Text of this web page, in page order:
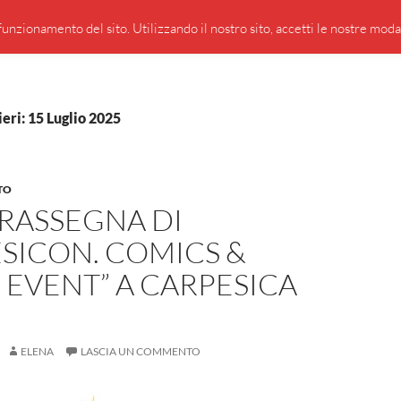
PRESENTAZIONE DI GIUSEPPE BORSOI
15 Luglio 2025
DI
COMICS &
A CARPESICA
ELENA LASCIA UN COMMENTO
del sito. Utilizzando il nostro sito, accetti le nostre